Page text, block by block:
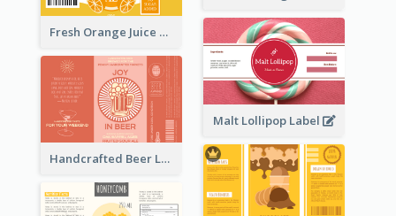
Fresh Orange Juice Label
Malt Lollipop Label
Handcrafted Beer Label